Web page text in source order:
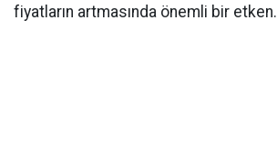
fiyatların artmasında önemli bir etken.